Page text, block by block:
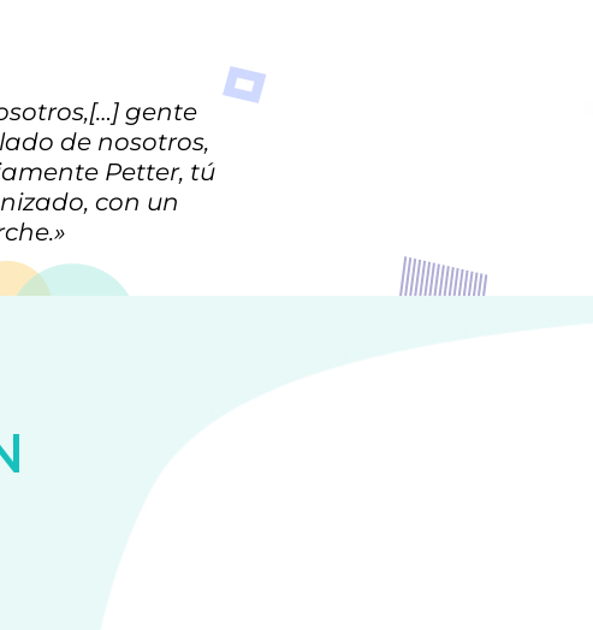
gente
de nosotros,
Petter, tú
con un